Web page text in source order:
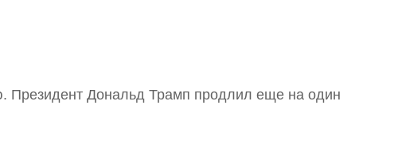
Президент Дональд Трамп продлил еще на один